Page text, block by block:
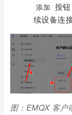
添加
按
续设备连
图：EMQX 客户